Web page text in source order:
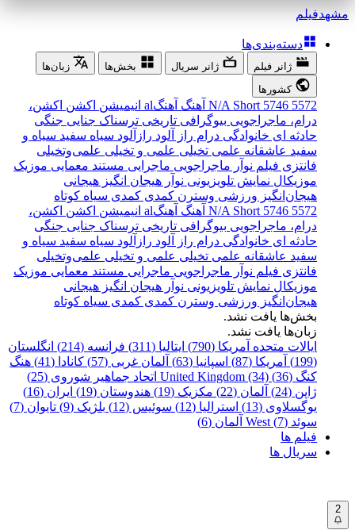
مشهدفیلم
دسته‌بندی‌ها
ژانر فیلم ژانر سریال بخش‌ها
زبان‌ها
کشورها
5572
5746
N/A Short آهنگ آهنگal انیمیشن اکشن اکشن،
درام، ماجراجویی بیوگرافی تاریخی ترسناک جنایی جنگی
حادثه ای خانوادگی درام راز آلود رازآلود سیاه سفید سیاه و
سفید عاشقانه علمی تخیلی علمی و تخیلی علمی‌و‌تخیلی
فانتزی فیلم نوآر ماجراجویی ماجرایی مستند معمایی موزیک
موزیکال نمایش تلویزیونی نوآر هیجان انگیز هیجانی
هیجان‌انگیز ورزشی وسترن کمدی کمدی سیاه کوتاه
5572
5746
N/A Short آهنگ آهنگal انیمیشن اکشن اکشن،
درام، ماجراجویی بیوگرافی تاریخی ترسناک جنایی جنگی
حادثه ای خانوادگی درام راز آلود رازآلود سیاه سفید سیاه و
سفید عاشقانه علمی تخیلی علمی و تخیلی علمی‌و‌تخیلی
فانتزی فیلم نوآر ماجراجویی ماجرایی مستند معمایی موزیک
موزیکال نمایش تلویزیونی نوآر هیجان انگیز هیجانی
هیجان‌انگیز ورزشی وسترن کمدی کمدی سیاه کوتاه
بخش‌ها یافت نشد.
زبان‌ها یافت نشد.
ایالات متحده آمریکا (790)
ایتالیا (311) فرانسه (214)
انگلستان
(199)
آمریکا (87) اسپانیا (63) آلمان غربی (57) کانادا (41)
هنگ
کنگ (36)
United Kingdom (34) اتحاد جماهیر شوروی (25)
ژاپن (24)
آلمان (22) مکزیک (19) هندوستان (19)
ایران (16)
یوگسلاوی (13)
استرالیا (12) سوئیس (12) بلژیک (9)
تایوان (7)
سوئد (7)
West آلمان (6)
فیلم ها
سریال ها
2